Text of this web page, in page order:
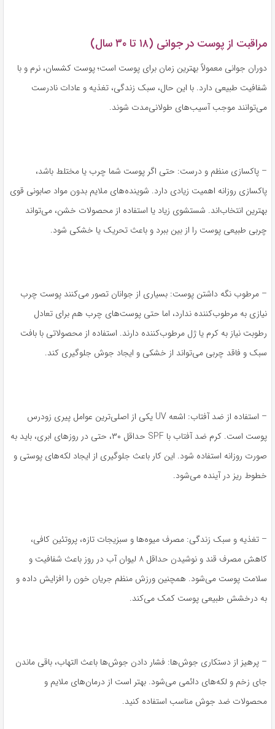
مراقبت از پوست در جوانی (۱۸ تا ۳۰ سال)
دوران جوانی معمولاً بهترین زمان برای پوست است؛ پوست کشسان، نرم و با
شفافیت طبیعی دارد. با این حال، سبک زندگی، تغذیه و عادات نادرست
می‌توانند موجب آسیب‌های طولانی‌مدت شوند.
– پاکسازی منظم و درست: حتی اگر پوست شما چرب یا مختلط باشد،
پاکسازی روزانه اهمیت زیادی دارد. شوینده‌های ملایم بدون مواد صابونی قوی
بهترین انتخاب‌اند. شستشوی زیاد یا استفاده از محصولات خشن، می‌تواند
چربی طبیعی پوست را از بین ببرد و باعث تحریک یا خشکی شود.
– مرطوب نگه داشتن پوست: بسیاری از جوانان تصور می‌کنند پوست چرب
نیازی به مرطوب‌کننده ندارد، اما حتی پوست‌های چرب هم برای تعادل
رطوبت نیاز به کرم یا ژل مرطوب‌کننده دارند. استفاده از محصولاتی با بافت
سبک و فاقد چربی می‌تواند از خشکی و ایجاد جوش جلوگیری کند.
– استفاده از ضد آفتاب: اشعه UV یکی از اصلی‌ترین عوامل پیری زودرس
پوست است. کرم ضد آفتاب با SPF حداقل ۳۰، حتی در روزهای ابری، باید به
صورت روزانه استفاده شود. این کار باعث جلوگیری از ایجاد لکه‌های پوستی و
خطوط ریز در آینده می‌شود.
– تغذیه و سبک زندگی: مصرف میوه‌ها و سبزیجات تازه، پروتئین کافی،
کاهش مصرف قند و نوشیدن حداقل ۸ لیوان آب در روز باعث شفافیت و
سلامت پوست می‌شود. همچنین ورزش منظم جریان خون را افزایش داده و
به درخشش طبیعی پوست کمک می‌کند.
– پرهیز از دستکاری جوش‌ها: فشار دادن جوش‌ها باعث التهاب، باقی ماندن
جای زخم و لکه‌های دائمی می‌شود. بهتر است از درمان‌های ملایم و
محصولات ضد جوش مناسب استفاده کنید.